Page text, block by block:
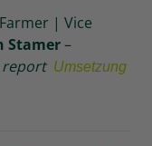
| Vice
Stamer–
report Umsetzung